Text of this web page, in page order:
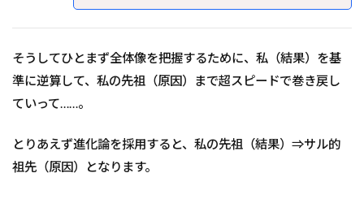
そうしてひとまず全体像を把握するために、私（結果）を基
準に逆算して、私の先祖（原因）まで超スピードで巻き戻し
ていって……。
とりあえず進化論を採用すると、私の先祖（結果）⇒サル的
祖先（原因）となります。